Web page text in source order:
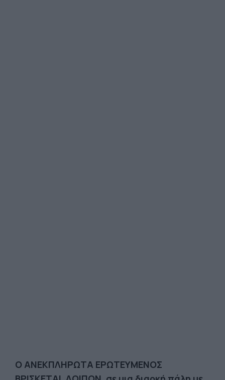
Ο ΑΝΕΚΠΛΗΡΩΤΑ ΕΡΩΤΕΥΜΕΝΟΣ